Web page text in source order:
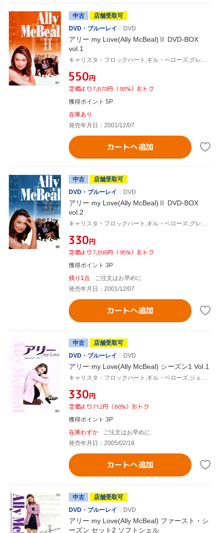
中古
店舗受取可
DVD・ブルーレイ
DVD
アリー my Love(Ally McBeal)Ⅱ DVD-BOX
vol.1
¥550円
定価より7,678円（93%）おトク
獲得ポイント 5P
在庫あり
発売年月日：2001/12/07
カートへ追加
中古
店舗受取可
DVD・ブルーレイ
DVD
アリー my Love(Ally McBeal)Ⅱ DVD-BOX
vol.2
¥330円
定価より7,898円（95%）おトク
獲得ポイント 3P
残り1点
ご注文はお早めに
発売年月日：2001/12/07
カートへ追加
中古
店舗受取可
DVD・ブルーレイ
DVD
アリー my Love(Ally McBeal) シーズン1 Vol.1
¥330円
定価より712円（68%）おトク
獲得ポイント 3P
在庫わずか
ご注文はお早めに
発売年月日：2005/02/18
カートへ追加
中古
店舗受取可
DVD・ブルーレイ
DVD
アリー my Love(Ally McBeal) ファースト・シ
ーズン セット2 ソフトシェル